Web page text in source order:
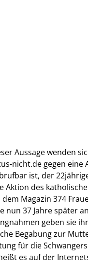
Aussage wenden
nicht.de gegen
ist, der
Aktion des
Magazin 374
nun 37 Jahre später
geben sie
Begabung zur
für die
es auf der